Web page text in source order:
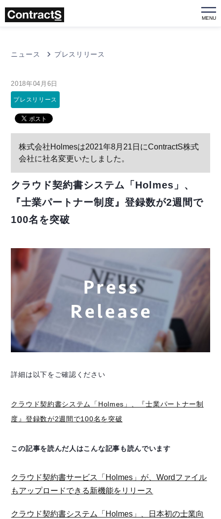
MENU
ニュース プレスリリース
2018年04月6日
プレスリリース
株式会社Holmesは2021年8月21日にContractS株式
会社に社名変更いたしました。
クラウド契約書システム「Holmes」、
『士業パートナー制度』登録数が2週間で
100名を突破
詳細は以下をご確認ください
クラウド契約書システム「Holmes」、『士業パートナー制
度』登録数が2週間で100名を突破
この記事を読んだ人はこんな記事も読んでいます
クラウド契約書サービス「Holmes」が、Wordファイル
もアップロードできる新機能をリリース
クラウド契約書システム「Holmes」、日本初の士業向